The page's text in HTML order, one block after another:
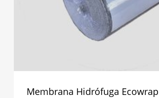
Membrana Hidrófuga Ecowrap